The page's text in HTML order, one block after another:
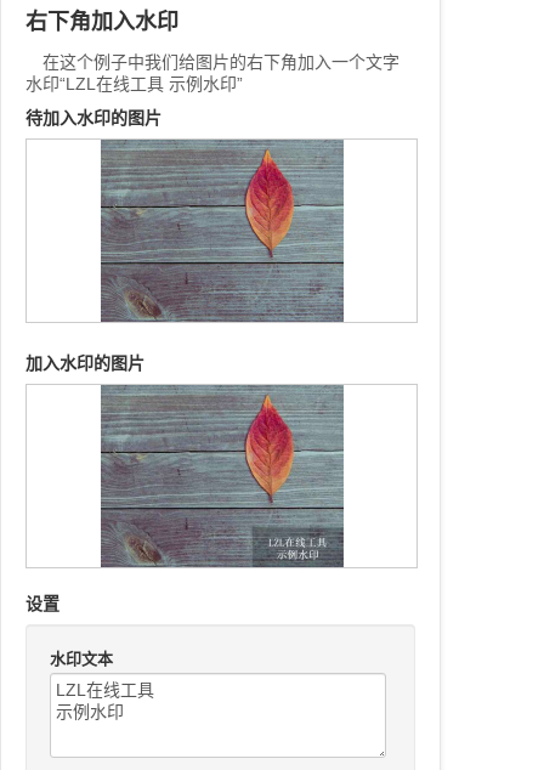
右下角加入水印
在这个例子中我们给图片的右下角加入一个文字
水印“LZL在线工具 示例水印”
待加入水印的图片
加入水印的图片
设置
水印文本